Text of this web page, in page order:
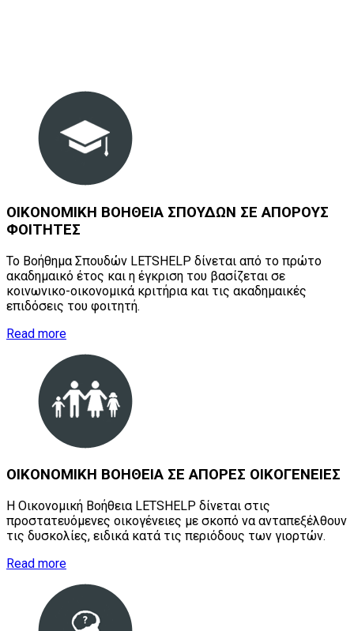
ΟΙΚΟΝΟΜΙΚΗ ΒΟΗΘΕΙΑ ΣΠΟΥΔΩΝ ΣΕ ΑΠΟΡΟΥΣ
ΦΟΙΤΗΤΕΣ
Το Βοήθημα Σπουδών LETSHELP δίνεται από το πρώτο
ακαδημαικό έτος και η έγκριση του βασίζεται σε
κοινωνικο-οικονομικά κριτήρια και τις ακαδημαικές
επιδόσεις του φοιτητή.
Read more
ΟΙΚΟΝΟΜΙΚΗ ΒΟΗΘΕΙΑ ΣΕ ΑΠΟΡΕΣ ΟΙΚΟΓΕΝΕΙΕΣ
Η Οικονομική Βοήθεια LETSHELP δίνεται στις
προστατευόμενες οικογένειες με σκοπό να ανταπεξέλθουν
τις δυσκολίες, ειδικά κατά τις περιόδους των γιορτών.
Read more